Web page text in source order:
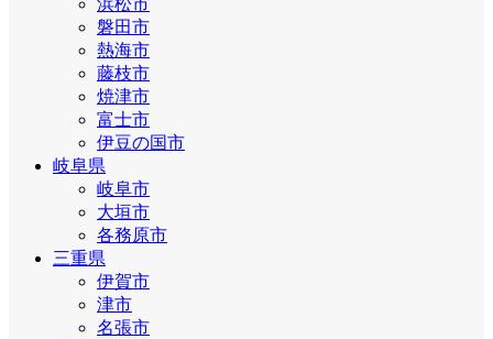
磐田市
熱海市
藤枝市
焼津市
富士市
伊豆の国市
岐阜県
岐阜市
大垣市
各務原市
三重県
伊賀市
津市
名張市